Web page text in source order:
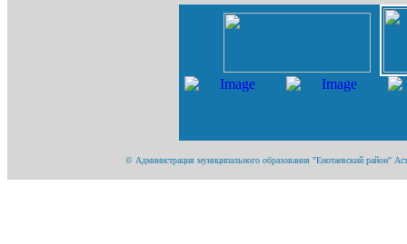
© Администрация муниципального образования "Енотаевский район"